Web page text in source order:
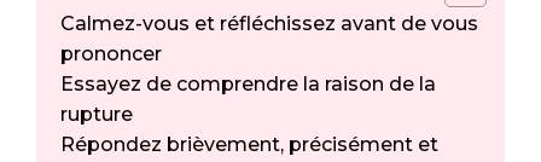
Calmez-vous et réfléchissez avant de vous
prononcer
Essayez de comprendre la raison de la
rupture
Répondez brièvement, précisément et